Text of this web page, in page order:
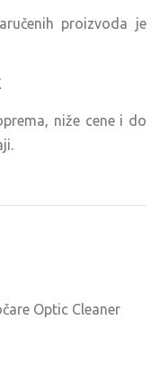
proizvoda je
niže cene i do
Optic Cleaner